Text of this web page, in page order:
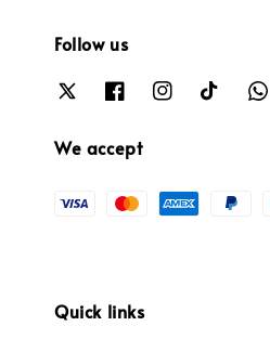
Follow us
We accept
Quick links